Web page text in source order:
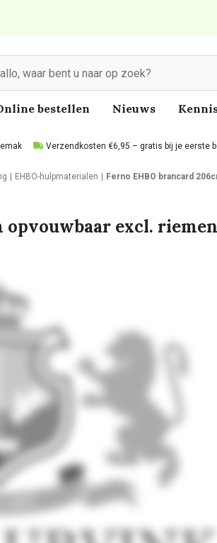
bestellen Nieuws
Verzendkosten €6,95 – gratis bij je eerste
EHBO-hulpmaterialen Ferno EHBO brancard
opvouwbaar excl. riemen